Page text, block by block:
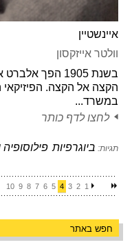
איינשטיין
וולטר אייזקסון
בשנת 1905 הפך
הקצה אל הקצה. הפיזיקאי
במשרד...
לחצו לדף כותר
תגיות: ביוגרפיות
1
2
3
4
5
6
7
8
9
10